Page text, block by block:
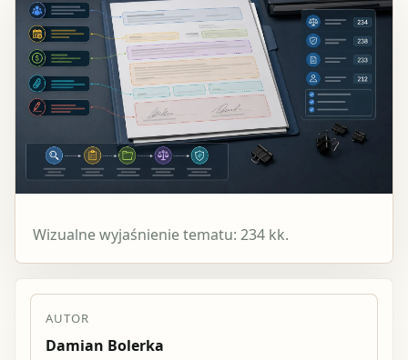
Wizualne wyjaśnienie tematu: 234 kk.
AUTOR
Damian Bolerka